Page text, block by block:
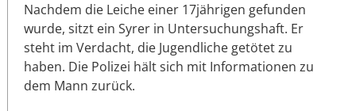
Nachdem die Leiche einer 17jährigen gefunden
wurde, sitzt ein Syrer in Untersuchungshaft. Er
steht im Verdacht, die Jugendliche getötet zu
haben. Die Polizei hält sich mit Informationen zu
dem Mann zurück.